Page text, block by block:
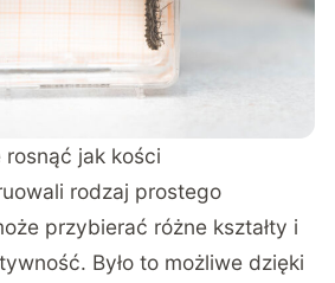
rosnąć jak kości
rodzaj prostego
przybierać różne kształty i
Było to możliwe dzięki